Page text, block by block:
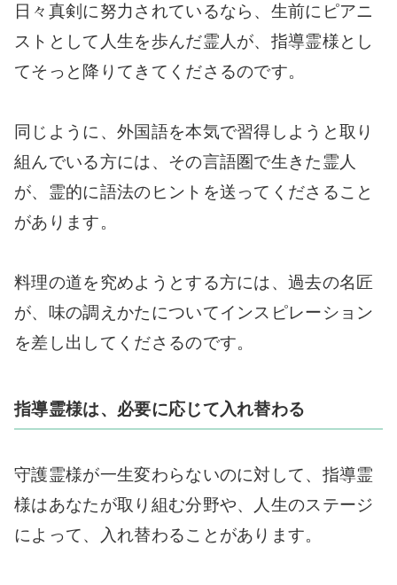
日々真剣に努力されているなら、生前にピアニ
ストとして人生を歩んだ霊人が、指導霊様とし
てそっと降りてきてくださるのです。
同じように、外国語を本気で習得しようと取り
組んでいる方には、その言語圏で生きた霊人
が、霊的に語法のヒントを送ってくださること
があります。
料理の道を究めようとする方には、過去の名匠
が、味の調えかたについてインスピレーション
を差し出してくださるのです。
指導霊様は、必要に応じて入れ替わる
守護霊様が一生変わらないのに対して、指導霊
様はあなたが取り組む分野や、人生のステージ
によって、入れ替わることがあります。